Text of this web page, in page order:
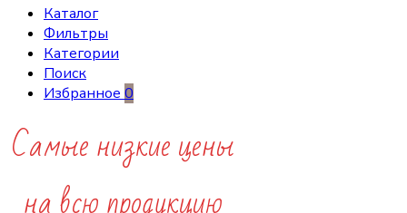
Каталог
Фильтры
Категории
Поиск
Избранное 0
Самые низкие цены